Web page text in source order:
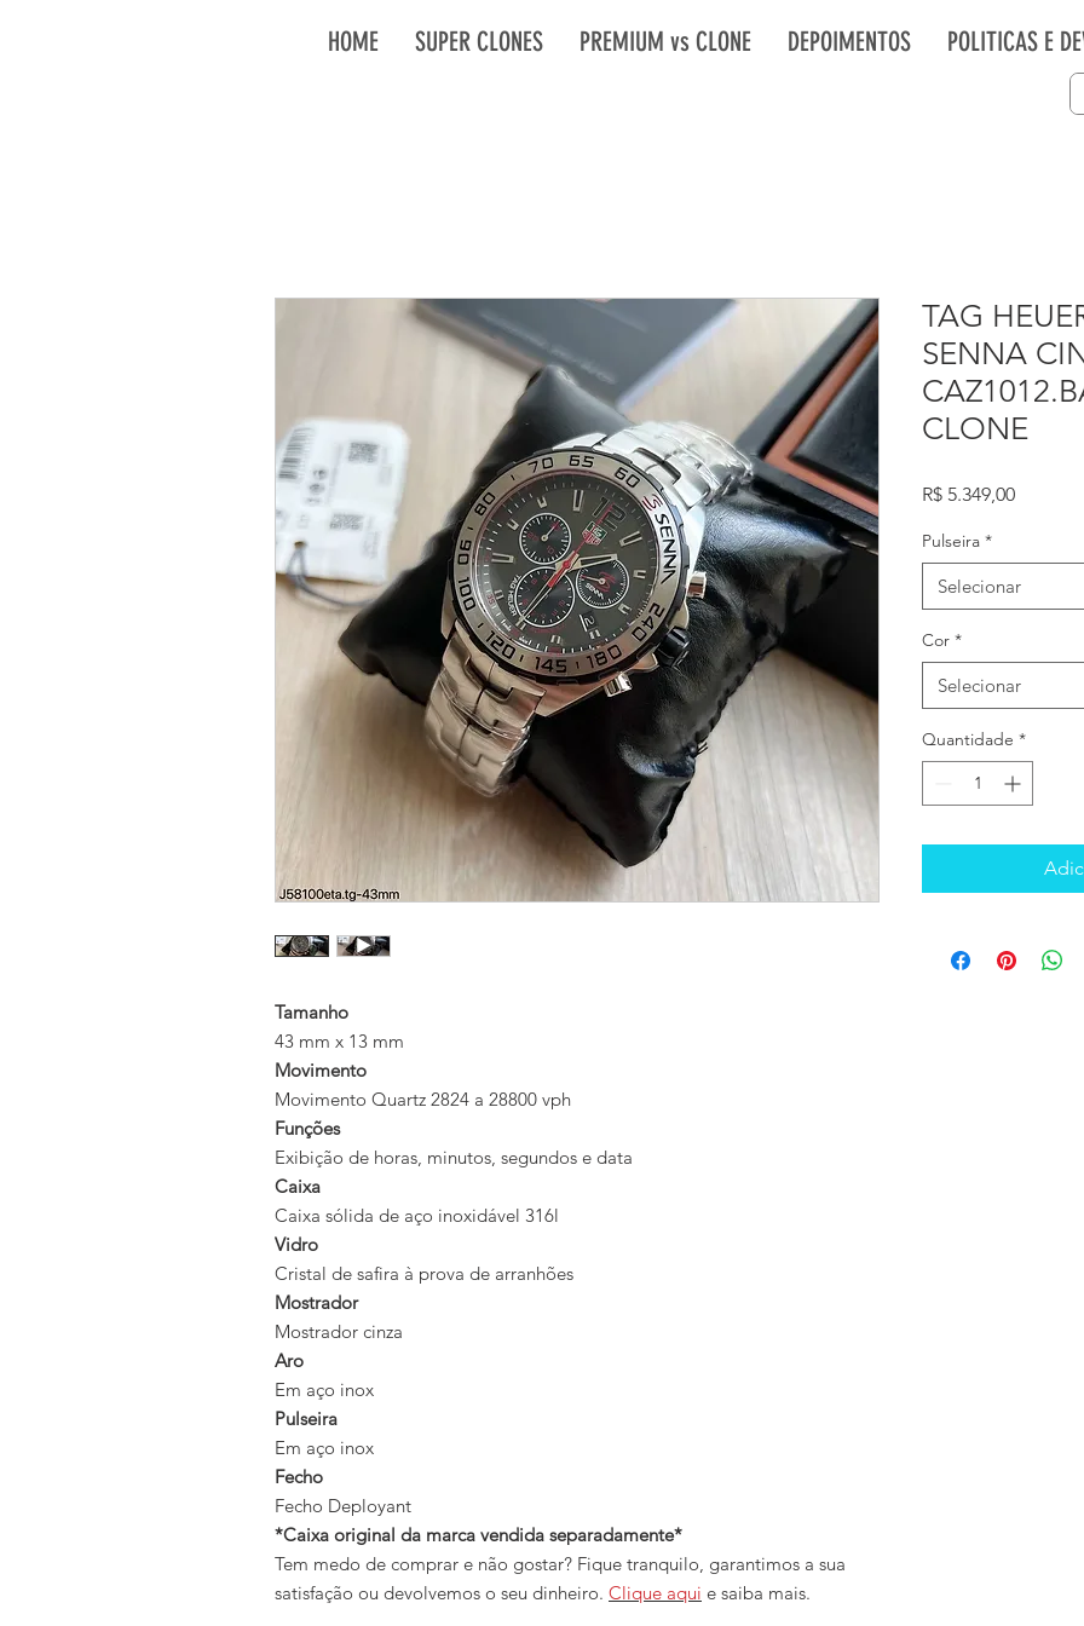
HOME SUPER CLONES PREMIUM vs CLONE DEPOIMENTOS POLITICAS E
Tamanho
43 mm x 13 mm
Movimento
Movimento Quartz 2824 a 28800 vph
Funções
Exibição de horas, minutos, segundos e data
Caixa
Caixa sólida de aço inoxidável 316l
Vidro
Cristal de safira à prova de arranhões
Mostrador
Mostrador cinza
Aro
Em aço inox
Pulseira
Em aço inox
Fecho
Fecho Deployant
*Caixa original da marca vendida separadamente*
Tem medo de comprar e não gostar? Fique tranquilo, garantimos a sua
satisfação ou devolvemos o seu dinheiro. Clique aqui e saiba mais.
TAG
SENNA
CLONE
R$ 5.349,00Preço
Pulseira *
Selecionar
Cor *
Selecionar
Quantidade *